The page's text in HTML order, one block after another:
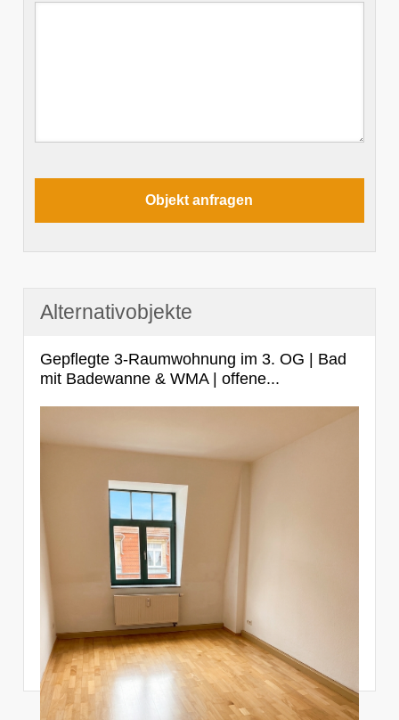
Alternativobjekte
Gepflegte 3-Raumwohnung im 3. OG | Bad
mit Badewanne & WMA | offene...